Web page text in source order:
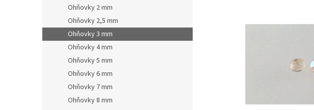
Ohňovky 2 mm
Ohňovky 2,5 mm
Ohňovky 3 mm
Ohňovky 4 mm
Ohňovky 5 mm
Ohňovky 6 mm
Ohňovky 7 mm
Ohňovky 8 mm